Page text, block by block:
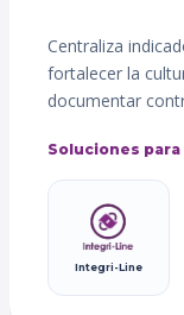
Centraliza
fortalecer la
documentar
Soluciones
Integri-Line